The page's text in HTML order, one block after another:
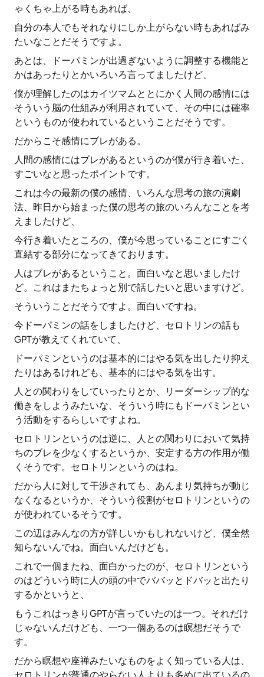
ゃくちゃ上がる時もあれば、
自分の本人でもそれなりにしか上がらない時もあればみ
たいなことだそうですよ。
あとは、ドーパミンが出過ぎないように調整する機能と
かはあったりとかいろいろ言ってましたけど、
僕が理解したのはカイツマムととにかく人間の感情には
そういう脳の仕組みが利用されていて、その中には確率
というものが使われているということだそうです。
だからこそ感情にブレがある。
人間の感情にはブレがあるというのが僕が行き着いた、
すごいなと思ったポイントです。
これは今の最新の僕の感情、いろんな思考の旅の演劇
法、昨日から始まった僕の思考の旅のいろんなことを考
えましたけど、
今行き着いたところの、僕が今思っていることにすごく
直結する部分になってきております。
人はブレがあるということ。面白いなと思いましたけ
ど。これはまたちょっと別で話したいと思いますけど。
そういうことだそうですよ。面白いですね。
今ドーパミンの話をしましたけど、セロトリンの話も
GPTが教えてくれていて、
ドーパミンというのは基本的にはやる気を出したり抑え
たりはあるけれども、基本的にはやる気を出す。
人との関わりをしていったりとか、リーダーシップ的な
働きをしようみたいな、そういう時にもドーパミンとい
う活動をするらしいですよね。
セロトリンというのは逆に、人との関わりにおいて気持
ちのブレを少なくするというか、安定する方の作用が働
くそうです。セロトリンというのはね。
だから人に対して干渉されても、あんまり気持ちが動じ
なくなるというか、そういう役割がセロトリンというの
が使われているそうです。
この辺はみんなの方が詳しいかもしれないけど、僕全然
知らないんでね。面白いんだけども。
これで一個またね、面白かったのが、セロトリンという
のはどういう時に人の頭の中でババッとドバッと出たり
するかというと、
もうこれはっきりGPTが言っていたのは一つ。それだけ
じゃないんだけども、一つ一個あるのは瞑想だそうで
す。
だから瞑想や座禅みたいなものをよく知っている人は、